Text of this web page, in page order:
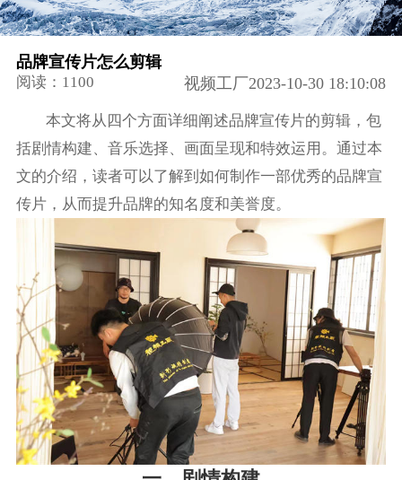
品牌宣传片怎么剪辑
阅读：1100 视频工厂2023-10-30 18:10:08
本文将从四个方面详细阐述品牌宣传片的剪辑，包
括剧情构建、音乐选择、画面呈现和特效运用。通过本
文的介绍，读者可以了解到如何制作一部优秀的品牌宣
传片，从而提升品牌的知名度和美誉度。